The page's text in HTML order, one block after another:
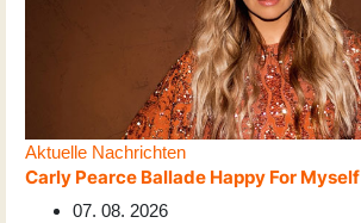
Aktuelle Nachrichten
Carly Pearce Ballade Happy For Myself
07. 08. 2026